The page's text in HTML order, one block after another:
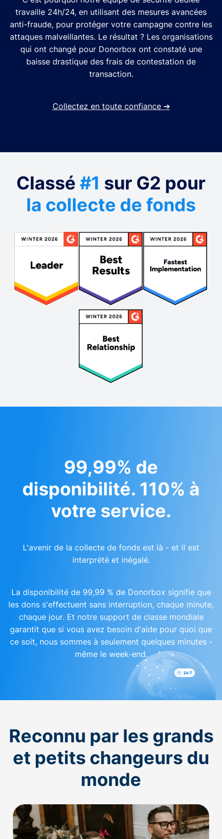
travaille 24h/24, en utilisant des mesures avancées
anti-fraude, pour protéger votre campagne contre les
attaques malveillantes. Le résultat ? Les organisations
qui ont changé pour Donorbox ont constaté une
baisse drastique des frais de contestation de
transaction.
Collectez en toute confiance ➔
Classé #1 sur G2 pour
la collecte de fonds
99,99% de
disponibilité. 110% à
votre service.
L'avenir de la collecte de fonds est là - et il est
interprété et inégalé.
La disponibilité de 99,99 % de Donorbox signifie que
les dons s'effectuent sans interruption, chaque minute,
chaque jour. Et notre support de classe mondiale
garantit que si vous avez besoin d'aide pour quoi que
ce soit, nous sommes à seulement quelques minutes -
même le week-end.
Reconnu par les grands
et petits changeurs du
monde